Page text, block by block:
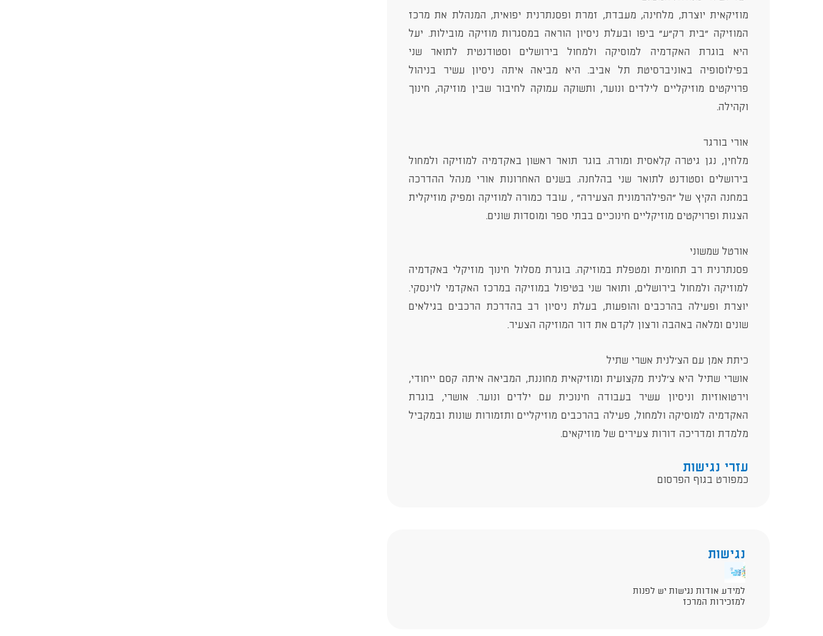
מוזיקאית יוצרת, מלחינה, מעבדת, זמרת ופסנתרנית יפואית, המנהלת את מרכז
המוזיקה "בית רק"ע" ביפו ובעלת ניסיון הוראה במסגרות מוזיקה מובילות. יעל
היא בוגרת האקדמיה למוסיקה ולמחול בירושלים וסטודנטית לתואר שני
בפילוסופיה באוניברסיטת תל אביב. היא מביאה איתה ניסיון עשיר בניהול
פרויקטים מוזיקליים לילדים ונוער, ותשוקה עמוקה לחיבור שבין מוזיקה, חינוך
וקהילה.
אורי בורגר
מלחין, נגן גיטרה קלאסית ומורה. בוגר תואר ראשון באקדמיה למוזיקה ולמחול
בירושלים וסטודנט לתואר שני בהלחנה. בשנים האחרונות אורי מנהל ההדרכה
במחנה הקיץ של "הפילהרמונית הצעירה" , עובד כמורה למוזיקה ומפיק מוזיקלית
הצגות ופרויקטים מוזיקליים חינוכיים בבתי ספר ומוסדות שונים.
אורטל שמשוני
פסנתרנית רב תחומית ומטפלת במוזיקה. בוגרת מסלול חינוך מוזיקלי באקדמיה
למוזיקה ולמחול בירושלים, ותואר שני בטיפול במוזיקה במרכז האקדמי לוינסקי.
יוצרת ופעילה בהרכבים והופעות, בעלת ניסיון רב בהדרכת הרכבים בגילאים
שונים ומלאה באהבה ורצון לקדם את דור המוזיקה הצעיר.
כיתת אמן עם הצ'לנית אשרי שתיל
אושרי שתיל היא צ'לנית מקצועית ומוזיקאית מחוננת, המביאה איתה קסם ייחודי,
וירטואוזיות וניסיון עשיר בעבודה חינוכית עם ילדים ונוער. אושרי, בוגרת
האקדמיה למוסיקה ולמחול, פעילה בהרכבים מוזיקליים ותזמורות שונות ובמקביל
מלמדת ומדריכה דורות צעירים של מוזיקאים.
עזרי נגישות
כמפורט בגוף הפרסום
נגישות
למידע אודות נגישות יש לפנות
למזכירות המרכז